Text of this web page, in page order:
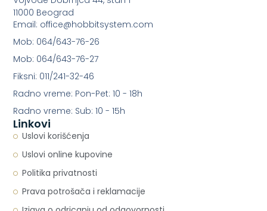
Linkovi
Uslovi korišćenja
Uslovi online kupovine
Politika privatnosti
Prava potrošača i reklamacije
11000 Beograd
Email: office@hobbitsystem.com
Mob: 064/643-76-26
Mob: 064/643-76-27
Fiksni: 011/241-32-46
Radno vreme: Pon-Pet: 10 - 18h
Radno vreme: Sub: 10 - 15h